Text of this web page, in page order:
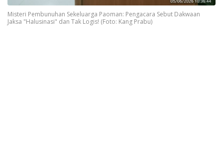
Misteri Pembunuhan Sekeluarga Paoman: Pengacara Sebut Dakwaan
Jaksa "Halusinasi" dan Tak Logis! (Foto: Kang Prabu)